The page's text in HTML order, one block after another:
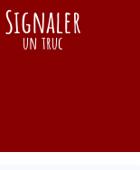
Signaler
un truc